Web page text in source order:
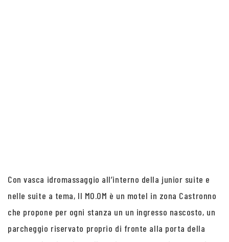
Con vasca idromassaggio all’interno della junior suite e
nelle suite a tema, Il MO.OM è un motel in zona Castronno
che propone per ogni stanza un un ingresso nascosto, un
parcheggio riservato proprio di fronte alla porta della